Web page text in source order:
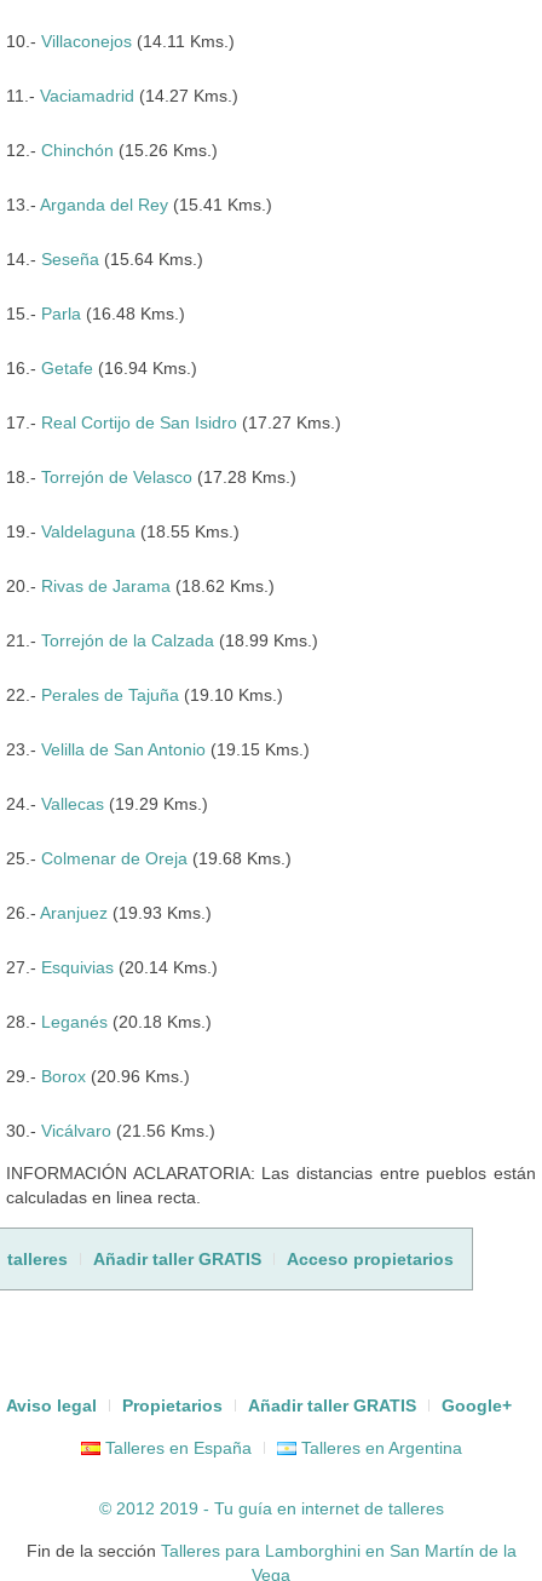
10.- Villaconejos (14.11 Kms.)
11.- Vaciamadrid (14.27 Kms.)
12.- Chinchón (15.26 Kms.)
13.- Arganda del Rey (15.41 Kms.)
14.- Seseña (15.64 Kms.)
15.- Parla (16.48 Kms.)
16.- Getafe (16.94 Kms.)
17.- Real Cortijo de San Isidro (17.27 Kms.)
18.- Torrejón de Velasco (17.28 Kms.)
19.- Valdelaguna (18.55 Kms.)
20.- Rivas de Jarama (18.62 Kms.)
21.- Torrejón de la Calzada (18.99 Kms.)
22.- Perales de Tajuña (19.10 Kms.)
23.- Velilla de San Antonio (19.15 Kms.)
24.- Vallecas (19.29 Kms.)
25.- Colmenar de Oreja (19.68 Kms.)
26.- Aranjuez (19.93 Kms.)
27.- Esquivias (20.14 Kms.)
28.- Leganés (20.18 Kms.)
29.- Borox (20.96 Kms.)
30.- Vicálvaro (21.56 Kms.)
INFORMACIÓN ACLARATORIA: Las distancias entre pueblos están
calculadas en linea recta.
talleres Añadir taller GRATIS Acceso propietarios
Aviso legal Propietarios Añadir taller GRATIS Google+
Talleres en España Talleres en Argentina
© 2012 2019 - Tu guía en internet de talleres
Fin de la sección Talleres para Lamborghini en San Martín de la
Vega